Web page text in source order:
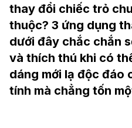
thay đổi chiếc trỏ
thuộc? 3 ứng dụng
dưới đây chắc chắn
và thích thú khi có
dáng mới lạ độc đáo
tính mà chẳng tốn